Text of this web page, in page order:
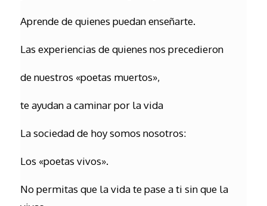
Aprende de quienes puedan enseñarte.
Las experiencias de quienes nos precedieron
de nuestros «poetas muertos»,
te ayudan a caminar por la vida
La sociedad de hoy somos nosotros:
Los «poetas vivos».
No permitas que la vida te pase a ti sin que la